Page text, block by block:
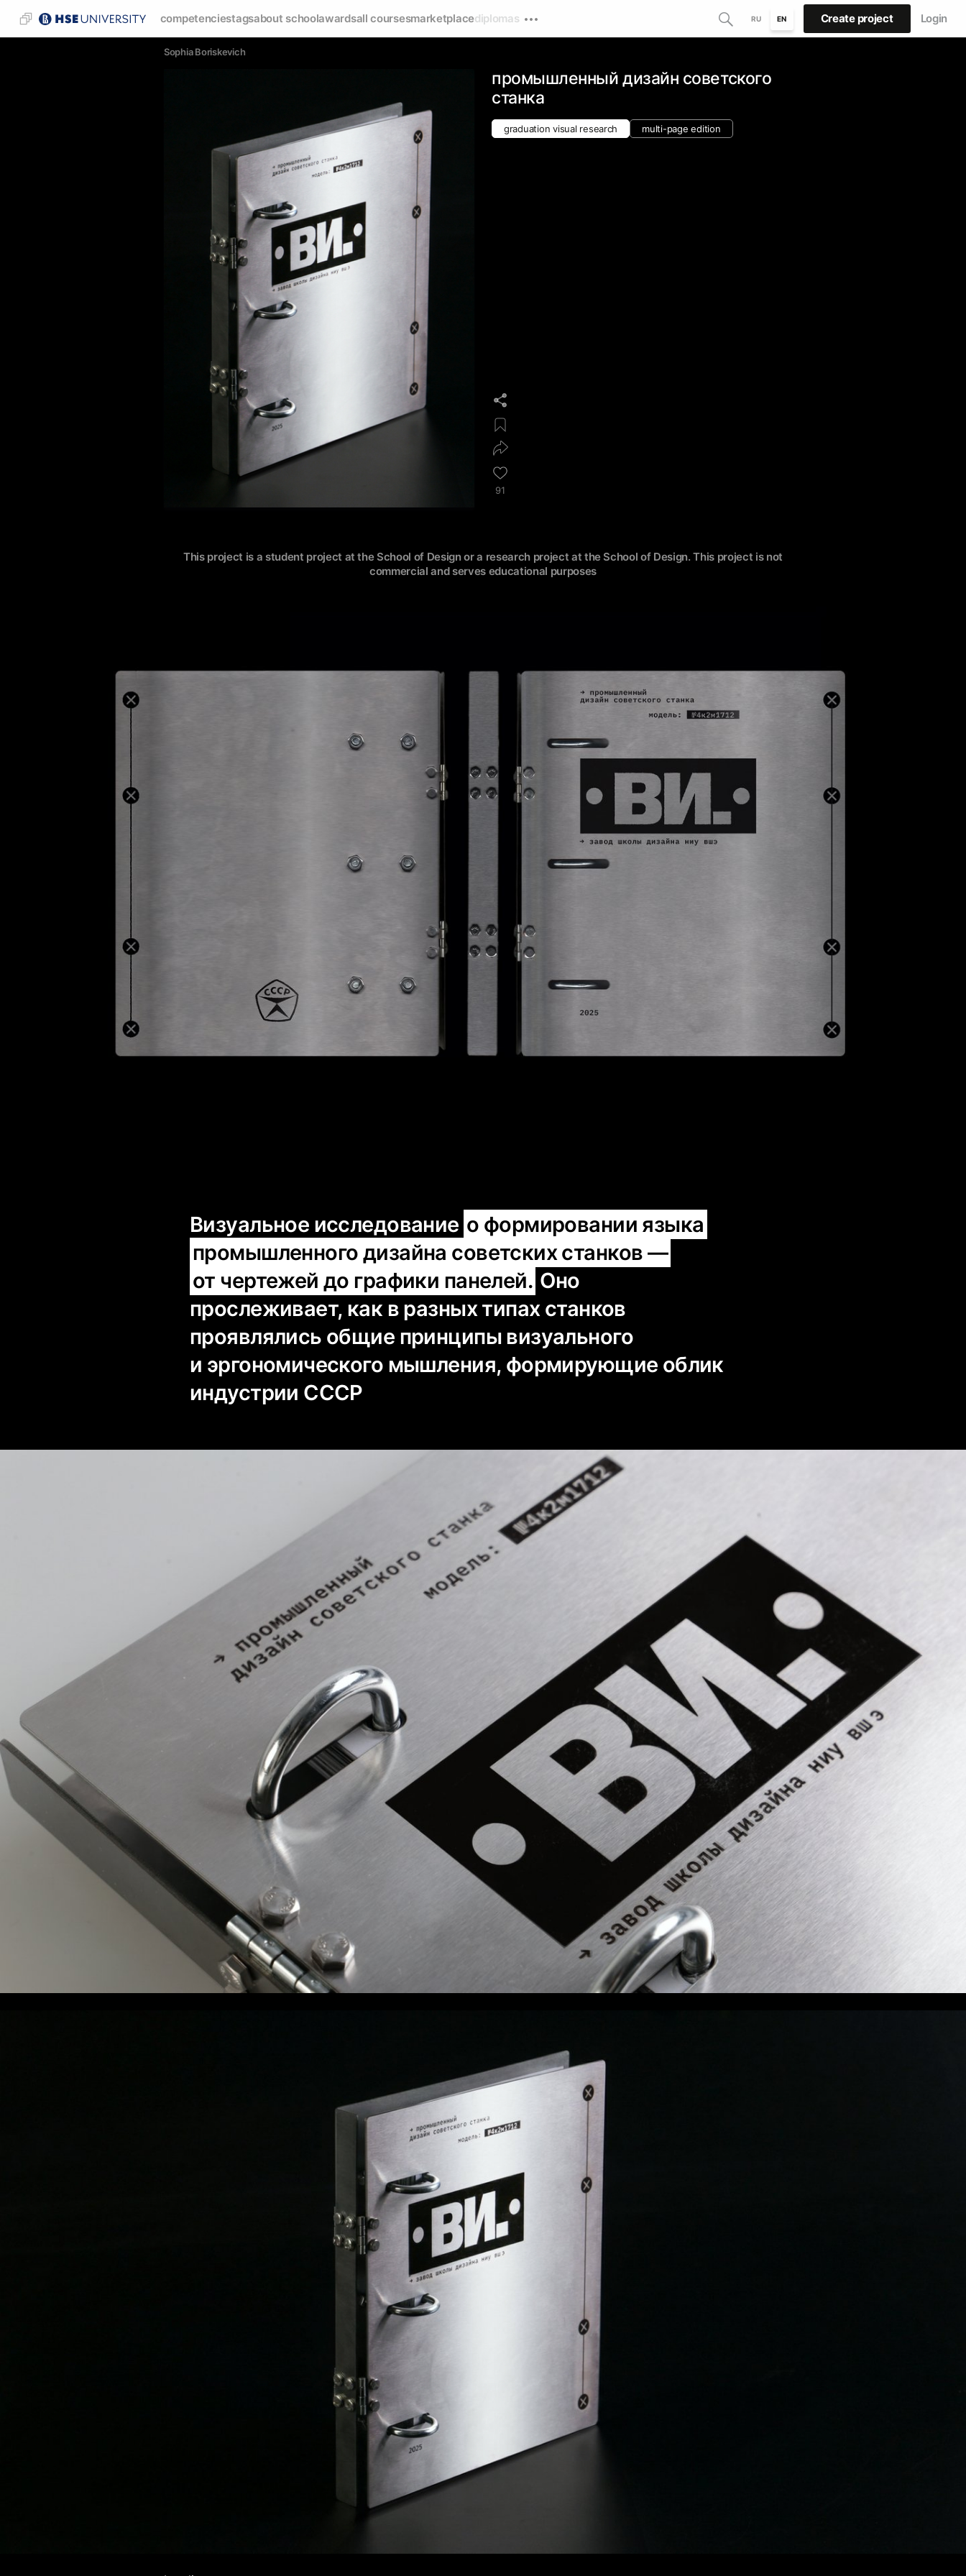
competenciestagsabout schoolawardsall coursesmarketplacediplomas RU EN Create project Login
Sophia Boriskevich
промышленный дизайн советского
станка
graduation visual research multi-page edition
91
This project is a student project at the School of Design or a research project at the School of Design. This project is not
commercial and serves educational purposes
Визуальное исследование о формировании языка
промышленного дизайна советских станков —
от чертежей до графики панелей. Оно
прослеживает, как в разных типах станков
проявлялись общие принципы визуального
и эргономического мышления, формирующие облик